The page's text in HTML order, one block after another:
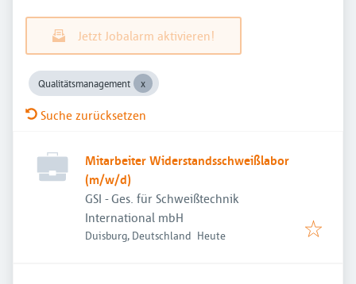
Jetzt Jobalarm aktivieren!
Qualitätsmanagement
Suche zurücksetzen
Mitarbeiter Widerstandsschweißlabor
(m/w/d)
GSI - Ges. für Schweißtechnik
International mbH
Duisburg, Deutschland Veröffentlicht
Heute